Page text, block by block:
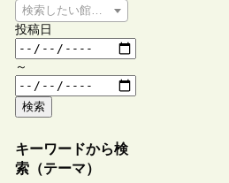
検索したい館種を選択してください
投稿日
～
検索
キーワードから検
索（テーマ）